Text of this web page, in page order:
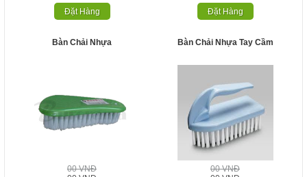
Đặt Hàng
Đặt Hàng
Bàn Chải Nhựa
00 VNĐ
Bàn Chải Nhựa Tay Cầm
00 VNĐ